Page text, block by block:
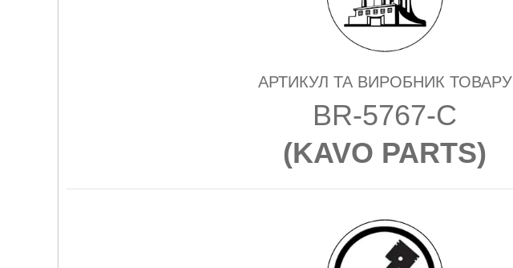
АРТИКУЛ ТА ВИРОБНИК ТОВАРУ
BR-5767-C
(KAVO PARTS)